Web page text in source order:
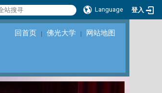
Language 登入
回首页 ｜ 佛光大学 ｜ 网站地图